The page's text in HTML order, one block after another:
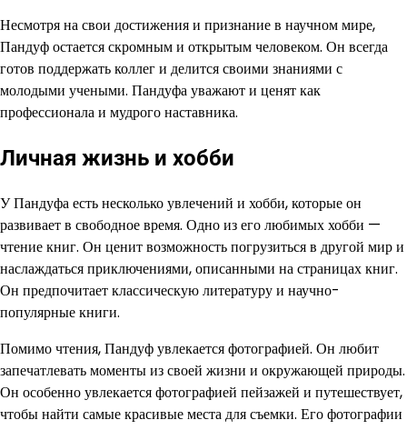
Несмотря на свои достижения и признание в научном мире,
Пандуф остается скромным и открытым человеком. Он всегда
готов поддержать коллег и делится своими знаниями с
молодыми учеными. Пандуфа уважают и ценят как
профессионала и мудрого наставника.
Личная жизнь и хобби
У Пандуфа есть несколько увлечений и хобби, которые он
развивает в свободное время. Одно из его любимых хобби —
чтение книг. Он ценит возможность погрузиться в другой мир и
наслаждаться приключениями, описанными на страницах книг.
Он предпочитает классическую литературу и научно-
популярные книги.
Помимо чтения, Пандуф увлекается фотографией. Он любит
запечатлевать моменты из своей жизни и окружающей природы.
Он особенно увлекается фотографией пейзажей и путешествует,
чтобы найти самые красивые места для съемки. Его фотографии